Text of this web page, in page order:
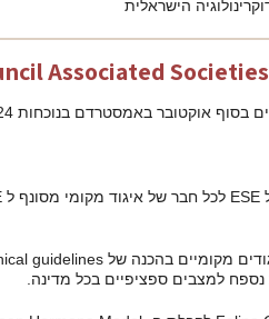
ESE
(א) סוכם על הנחה בדמי חברות ל ESE לכל חבר של איגוד מקומי מסונף ל ESE ל- 55 יורו לשנה במקום 80, החל
(ב) סוכם לעודד שיתוף ולערב איגודים מקומיים בהכנה של ESE Clinical guidelines, כאשר אלו יוכלו לשמש אותם